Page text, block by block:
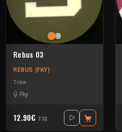
Rebus 03
REBUS (FKY)
Tribe
Fky
12.90€ TTC